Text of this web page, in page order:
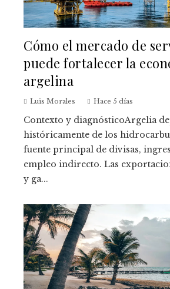
Cómo el mercado de
puede fortalecer la
argelina
Luis Morales Hace 5 días
Contexto y diagnósticoArgelia
históricamente de los
fuente principal de divisas,
empleo indirecto. Las
y ga...